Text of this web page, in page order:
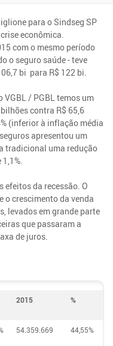
para o Sindseg SP
econômica.
com o mesmo período
o seguro saúde - teve
bi para R$ 122 bi.
/ PGBL temos um
contra R$ 65,6
(inferior à inflação média
apresentou um
tradicional uma redução
efeitos da recessão. O
o crescimento da venda
levados em grande parte
que passaram a
de juros.
2015 %
54.359.669 44,55%